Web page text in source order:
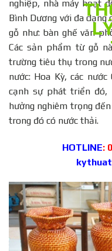
nghiệp, nhà máy hoạt
Bình Dương với đa
gỗ như: bàn ghế văn
Các sản phẩm từ gỗ
trường tiêu thụ trong
nước: Hoa Kỳ, các
cạnh sự phát triển đó,
hưởng nghiêm trọng
trong đó có nước thải.
HOTLINE: